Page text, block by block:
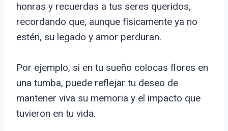
honras y recuerdas a tus seres queridos,
recordando que, aunque físicamente ya no
estén, su legado y amor perduran.
Por ejemplo, si en tu sueño colocas flores en
una tumba, puede reflejar tu deseo de
mantener viva su memoria y el impacto que
tuvieron en tu vida.